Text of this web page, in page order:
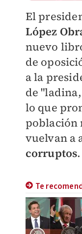
El
López
nuevo
de
a la
de
lo que
población
vuelvan a
corruptos.
Te